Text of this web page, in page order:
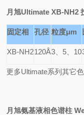
月旭Ultimate XB-NH2
固定相 孔径 粒度μm
XB-NH2120Å3、5、10
更多Ultimate系列其它
月旭氨基液相色谱柱